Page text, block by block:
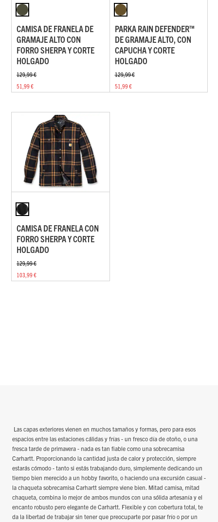
CAMISA DE FRANELA DE
GRAMAJE ALTO CON
FORRO SHERPA Y CORTE
HOLGADO
129,99 €
51,99 €
PARKA RAIN DEFENDER™
DE GRAMAJE ALTO, CON
CAPUCHA Y CORTE
HOLGADO
129,99 €
51,99 €
CAMISA DE FRANELA CON
FORRO SHERPA Y CORTE
HOLGADO
129,99 €
103,99 €
Las capas exteriores vienen en muchos tamaños y formas, pero para esos
espacios entre las estaciones cálidas y frías - un fresco día de otoño, o una
fresca tarde de primavera - nada es tan fiable como una sobrecamisa
Carhartt. Proporcionando la cantidad justa de calor y protección, siempre
estarás cómodo - tanto si estás trabajando duro, simplemente dedicando un
tiempo bien merecido a un hobby favorito, o haciendo una excursión casual -
la chaqueta sobrecamisa Carhartt siempre viene bien. Mitad camisa, mitad
chaqueta, combina lo mejor de ambos mundos con una sólida artesanía y el
encanto robusto pero elegante de Carhartt. Flexible y con cobertura total, te
da la libertad de trabajar sin tener que preocuparte por pasar frío o por un